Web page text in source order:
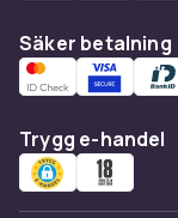
Säker betalning
Trygg e-handel